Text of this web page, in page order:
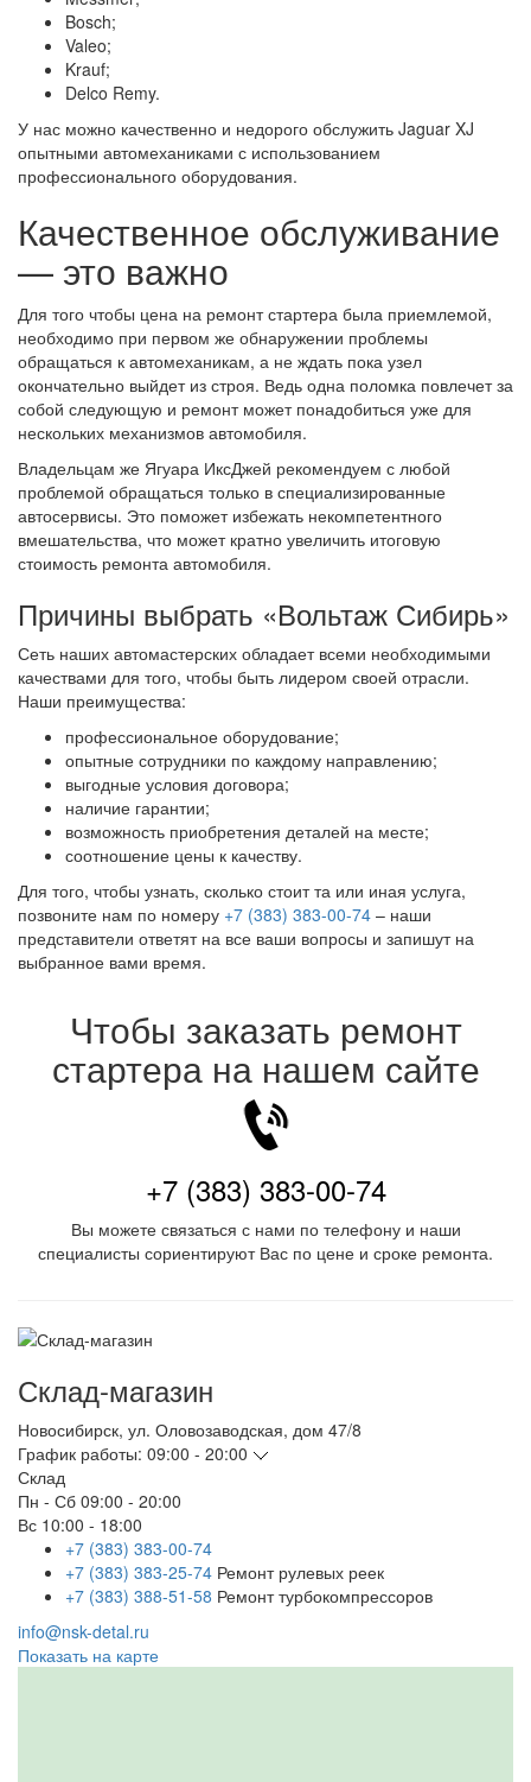
Bosch;
Valeo;
Krauf;
Delco Remy.
У нас можно качественно и недорого обслужить Jaguar XJ
опытными автомеханиками с использованием
профессионального оборудования.
Качественное обслуживание
— это важно
Для того чтобы цена на ремонт стартера была приемлемой,
необходимо при первом же обнаружении проблемы
обращаться к автомеханикам, а не ждать пока узел
окончательно выйдет из строя. Ведь одна поломка повлечет за
собой следующую и ремонт может понадобиться уже для
нескольких механизмов автомобиля.
Владельцам же Ягуара ИксДжей рекомендуем с любой
проблемой обращаться только в специализированные
автосервисы. Это поможет избежать некомпетентного
вмешательства, что может кратно увеличить итоговую
стоимость ремонта автомобиля.
Причины выбрать «Вольтаж Сибирь»
Сеть наших автомастерских обладает всеми необходимыми
качествами для того, чтобы быть лидером своей отрасли.
Наши преимущества:
профессиональное оборудование;
опытные сотрудники по каждому направлению;
выгодные условия договора;
наличие гарантии;
возможность приобретения деталей на месте;
соотношение цены к качеству.
Для того, чтобы узнать, сколько стоит та или иная услуга,
позвоните нам по номеру +7 (383) 383-00-74 – наши
представители ответят на все ваши вопросы и запишут на
выбранное вами время.
Чтобы заказать ремонт
стартера на нашем сайте
+7 (383) 383-00-74
Вы можете связаться с нами по телефону и наши
специалисты сориентируют Вас по цене и сроке ремонта.
Склад-магазин
Новосибирск, ул. Оловозаводская, дом 47/8
График работы: 09:00 - 20:00
Склад
Пн - Сб 09:00 - 20:00
Вс 10:00 - 18:00
+7 (383) 383-00-74
+7 (383) 383-25-74 Ремонт рулевых реек
+7 (383) 388-51-58 Ремонт турбокомпрессоров
info@nsk-detal.ru
Показать на карте